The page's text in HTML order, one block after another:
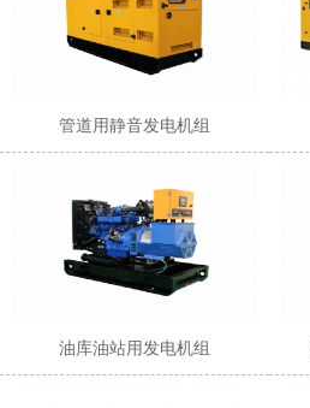
管道用静音发电机组
油库油站用发电机组